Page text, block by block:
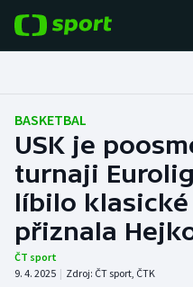
Fotbal
Hokej
Tenis
Atletika
BASKETBAL
USK je
turnaji
líbilo klasické
přiznala
ČT sport
9. 4. 2025 | Zdroj: ČT sport, ČTK